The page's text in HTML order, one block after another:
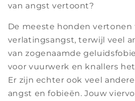
van angst vertoont?
De meeste honden vertonen
verlatingsangst, terwijl veel
van zogenaamde
voor vuurwerk en knallers
Er zijn echter ook veel
angst en fobieën. Jouw